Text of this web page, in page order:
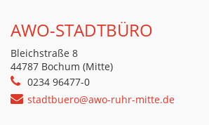
AWO-STADTBÜRO
Bleichstraße 8
44787 Bochum (Mitte)
0234 96477-0
stadtbuero@awo-ruhr-mitte.de